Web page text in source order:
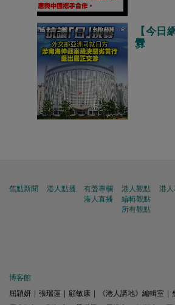
【今日
釁
焦點新聞 港人點播
有聲專欄
港人直播
港人觀點
編輯觀點
所有觀點
港人
博客館
屈穎妍
張瑞蓮 顧敏康 《港人講地》編輯室